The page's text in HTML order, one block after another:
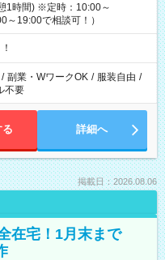
1時間) ※定時：10:00～
19:00で相談可！）
/ 副業・WワークOK / 服装自由 /
不要
る 詳細へ
掲載日：2026.08.06
在宅！1月末まで